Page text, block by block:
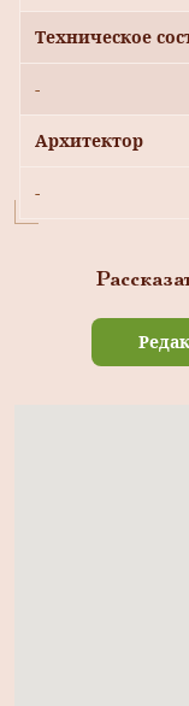
Техническое
-
Архитектор
-